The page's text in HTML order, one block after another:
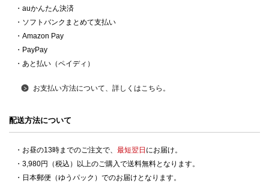
・auかんたん決済
・ソフトバンクまとめて支払い
・Amazon Pay
・PayPay
・あと払い（ペイディ）
お支払い方法について、詳しくはこちら。
配送方法について
・お昼の13時までのご注文で、 最短翌日 にお届け。
・3,980円（税込）以上のご購入で送料無料となります。
・日本郵便（ゆうパック）でのお届けとなります。